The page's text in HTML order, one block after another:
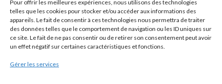
Pour offrir les meilleures expériences, nous utilisons des technologies
telles que les cookies pour stocker et/ou accéder aux informations des
appareils. Le fait de consentir à ces technologies nous permettra de traiter
des données telles que le comportement de navigation ou les ID uniques sur
ce site. Le fait de ne pas consentir ou de retirer son consentement peut avoir
un effet négatif sur certaines caractéristiques et fonctions.
Gérer les services
Législation Gasoil Fioul GNR
Législation Essence
Législation Adblue
Législation Eau
Législation Lubrifiant